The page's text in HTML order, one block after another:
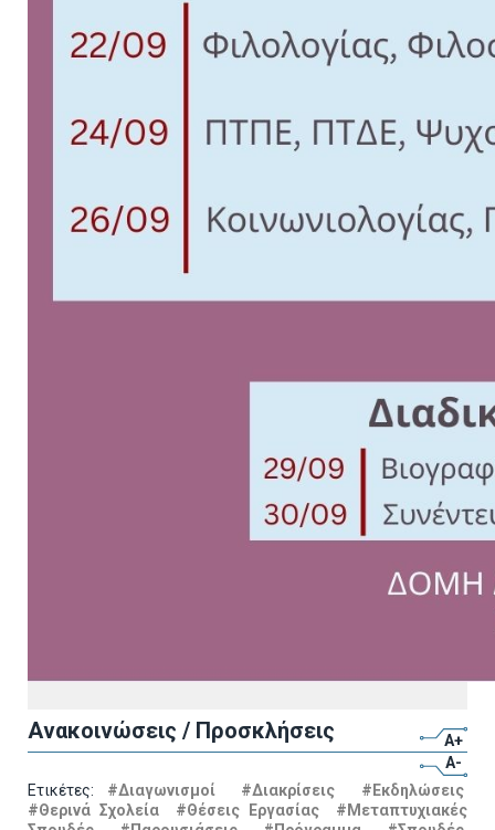
Ανακοινώσεις / Προσκλήσεις
A+
A-
Ετικέτες: #Διαγωνισμοί #Διακρίσεις
#Εκδηλώσεις
#Θερινά Σχολεία
#Θέσεις Εργασίας
#Μεταπτυχιακές